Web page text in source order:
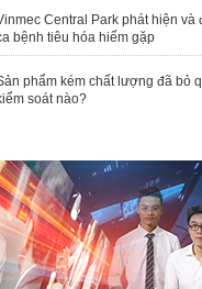
Central Park phát hiện và
bệnh tiêu hóa hiếm gặp
phẩm kém chất lượng đã bỏ
soát nào?